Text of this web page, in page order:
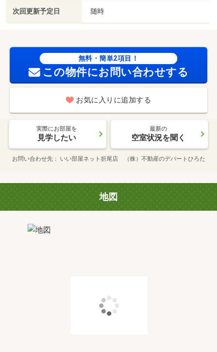
次回更新予定日 随時
無料・簡単2項目！
この物件にお問い合わせする
お気に入りに追加する
実際にお部屋を
見学したい
最新の
空室状況を聞く
お問い合わせ先 いい部屋ネット折尾店 （株）不動産のデパートひろた
地図